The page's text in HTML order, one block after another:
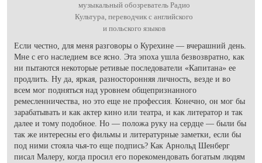
музыкальный обозреватель Радио
Культура, переводчик с английского
и польского языков
Если честно, для меня разговоры о Курехине — вчерашний день.
Мне с его наследием все ясно. Эта эпоха ушла безвозвратно, как
ни пытаются некоторые ретивые последователи «Капитана» ее
продлить. Ну да, яркая, разносторонняя личность, везде и во
всем мог подняться над уровнем общепризнанного
ремесленничества, но это еще не профессия. Конечно, он мог бы
зарабатывать и как актер кино или театра, и как литератор и так
далее и тому подобное. Но — положа руку на сердце — были бы
так же интересны его фильмы и литературные заметки, если бы
под ними стояла чья-то еще подпись? Как Арнольд Шенберг
писал Малеру, когда просил его порекомендовать богатым людям